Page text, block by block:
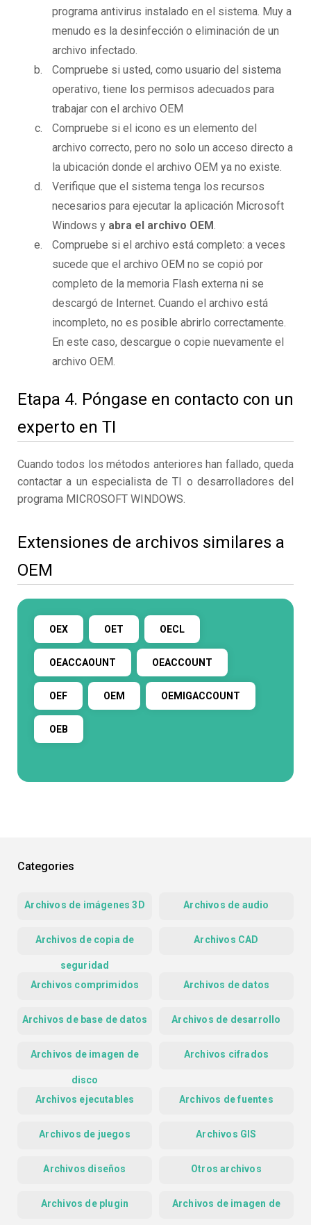
programa antivirus instalado en el sistema. Muy a
menudo es la desinfección o eliminación de un
archivo infectado.
Compruebe si usted, como usuario del sistema
operativo, tiene los permisos adecuados para
trabajar con el archivo OEM
Compruebe si el icono es un elemento del
archivo correcto, pero no solo un acceso directo a
la ubicación donde el archivo OEM ya no existe.
Verifique que el sistema tenga los recursos
necesarios para ejecutar la aplicación Microsoft
Windows y abra el archivo OEM.
Compruebe si el archivo está completo: a veces
sucede que el archivo OEM no se copió por
completo de la memoria Flash externa ni se
descargó de Internet. Cuando el archivo está
incompleto, no es posible abrirlo correctamente.
En este caso, descargue o copie nuevamente el
archivo OEM.
Etapa 4. Póngase en contacto con un
experto en TI
Cuando todos los métodos anteriores han fallado, queda
contactar a un especialista de TI o desarrolladores del
programa MICROSOFT WINDOWS.
Extensiones de archivos similares a
OEM
OEX OET OECL
OEACCAOUNT OEACCOUNT
OEF OEM OEMIGACCOUNT
OEB
Categories
Archivos de imágenes 3D Archivos de audio
Archivos de copia de
seguridad
Archivos CAD
Archivos comprimidos Archivos de datos
Archivos de base de datos Archivos de desarrollo
Archivos de imagen de
disco
Archivos cifrados
Archivos ejecutables Archivos de fuentes
Archivos de juegos Archivos GIS
Archivos diseños Otros archivos
Archivos de plugin Archivos de imagen de